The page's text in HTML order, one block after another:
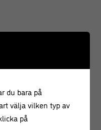
du bara på
välja vilken typ av
på